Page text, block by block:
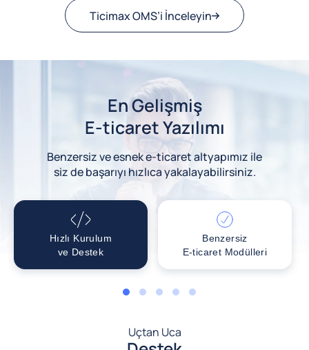
Ticimax OMS’i İnceleyin
En Gelişmiş
E-ticaret Yazılımı
Benzersiz ve esnek e-ticaret altyapımız ile
siz de başarıyı hızlıca yakalayabilirsiniz.
Hızlı Kurulum
ve Destek
Benzersiz
E-ticaret Modülleri
1 2 3 4 5
Uçtan Uca